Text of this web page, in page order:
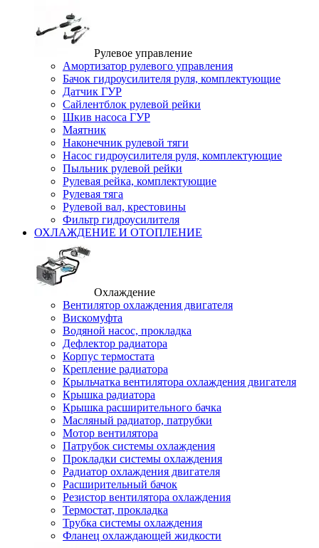
Рулевое управление
Амортизатор рулевого управления
Бачок гидроусилителя руля, комплектующие
Датчик ГУР
Сайлентблок рулевой рейки
Шкив насоса ГУР
Маятник
Наконечник рулевой тяги
Насос гидроусилителя руля, комплектующие
Пыльник рулевой рейки
Рулевая рейка, комплектующие
Рулевая тяга
Рулевой вал, крестовины
Фильтр гидроусилителя
ОХЛАЖДЕНИЕ И ОТОПЛЕНИЕ
Охлаждение
Вентилятор охлаждения двигателя
Вискомуфта
Водяной насос, прокладка
Дефлектор радиатора
Корпус термостата
Крепление радиатора
Крыльчатка вентилятора охлаждения двигателя
Крышка радиатора
Крышка расширительного бачка
Масляный радиатор, патрубки
Мотор вентилятора
Патрубок системы охлаждения
Прокладки системы охлаждения
Радиатор охлаждения двигателя
Расширительный бачок
Резистор вентилятора охлаждения
Термостат, прокладка
Трубка системы охлаждения
Фланец охлаждающей жидкости